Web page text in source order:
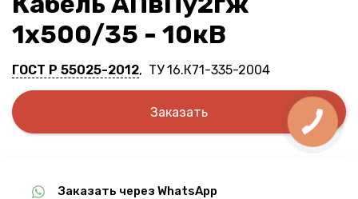
1х500/35 - 10кВ
ГОСТ Р 55025-2012, ТУ 16.К71-335-2004
Заказать
Заказать через WhatsApp